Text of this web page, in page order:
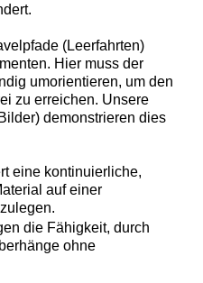
(Leerfahrten)
Hier muss der
umorientieren, um den
zu erreichen. Unsere
demonstrieren dies
eine kontinuierliche,
auf einer
die Fähigkeit, durch
ohne